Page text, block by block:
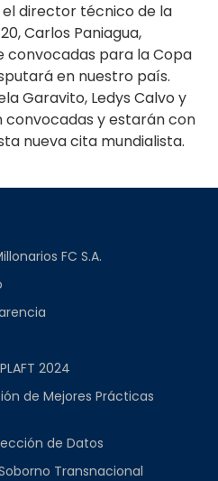
el director técnico de la
Carlos Paniagua,
convocadas para la Copa
en nuestro país.
Garavito, Ledys Calvo y
convocadas y estarán con
nueva cita mundialista.
FC S.A.
2024
de Mejores Prácticas
de Datos
Transnacional